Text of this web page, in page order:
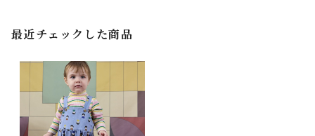
最近チェックした商品